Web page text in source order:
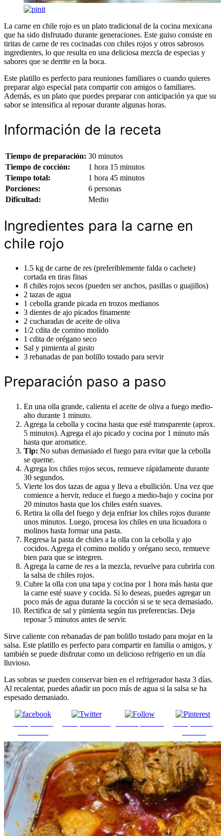
La carne en chile rojo es un plato tradicional de la cocina mexicana
que ha sido disfrutado durante generaciones. Este guiso consiste en
tiritas de carne de res cocinadas con chiles rojos y otros sabrosos
ingredientes, lo que resulta en una deliciosa mezcla de especias y
sabores que se derrite en la boca.
Este platillo es perfecto para reuniones familiares o cuando quieres
preparar algo especial para compartir con amigos o familiares.
Además, es un plato que puedes preparar con anticipación ya que su
sabor se intensifica al reposar durante algunas horas.
Información de la receta
Tiempo de preparación: 30 minutos
Tiempo de cocción:
1 hora 15 minutos
Tiempo total:
1 hora 45 minutos
Porciones:
6 personas
Dificultad:
Medio
Ingredientes para la carne en
chile rojo
1.5 kg de carne de res (preferiblemente falda o cachete)
cortada en tiras finas
8 chiles rojos secos (pueden ser anchos, pasillas o guajillos)
2 tazas de agua
1 cebolla grande picada en trozos medianos
3 dientes de ajo picados finamente
2 cucharadas de aceite de oliva
1/2 cdita de comino molido
1 cdita de orégano seco
Sal y pimienta al gusto
3 rebanadas de pan bolillo tostado para servir
Preparación paso a paso
En una olla grande, calienta el aceite de oliva a fuego medio-
alto durante 1 minuto.
Agrega la cebolla y cocina hasta que esté transparente (aprox.
5 minutos). Agrega el ajo picado y cocina por 1 minuto más
hasta que aromatice.
Tip: No subas demasiado el fuego para evitar que la cebolla
se queme.
Agrega los chiles rojos secos, remueve rápidamente durante
30 segundos.
Vierte los dos tazas de agua y lleva a ebullición. Una vez que
comience a hervir, reduce el fuego a medio-bajo y cocina por
20 minutos hasta que los chiles estén suaves.
Retira la olla del fuego y deja enfriar los chiles rojos durante
unos minutos. Luego, procesa los chiles en una licuadora o
molinos hasta formar una pasta.
Regresa la pasta de chiles a la olla con la cebolla y ajo
cocidos. Agrega el comino molido y orégano seco, remueve
bien para que se integren.
Agrega la carne de res a la mezcla, revuelve para cubrirla con
la salsa de chiles rojos.
Cubre la olla con una tapa y cocina por 1 hora más hasta que
la carne esté suave y cocida. Si lo deseas, puedes agregar un
poco más de agua durante la cocción si se te seca demasiado.
Rectifica de sal y pimienta según tus preferencias. Deja
reposar 5 minutos antes de servir.
Sirve caliente con rebanadas de pan bolillo tostado para mojar en la
salsa. Este platillo es perfecto para compartir en familia o amigos, y
también se puede disfrutar como un delicioso refrigerio en un día
lluvioso.
Las sobras se pueden conservar bien en el refrigerador hasta 3 días.
Al recalentar, puedes añadir un poco más de agua si la salsa se ha
espesado demasiado.